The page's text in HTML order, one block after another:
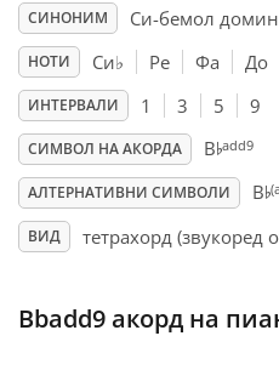
English
Español
Français
한국어
हिन्दी
СИНОНИМ Си-бемол
НОТИ Си♭ Ре Фа До
ИНТЕРВАЛИ 1 3 5 9
СИМВОЛ НА АКОРДА B♭add9
АЛТЕРНАТИВНИ СИМВОЛИ B♭
ВИД тетрахорд (звукоред
Bbadd9 акорд на